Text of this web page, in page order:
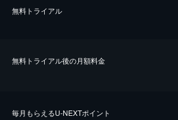
無料トライアル
無料トライアル後の⽉額料金
毎⽉もらえるU-NEXTポイント